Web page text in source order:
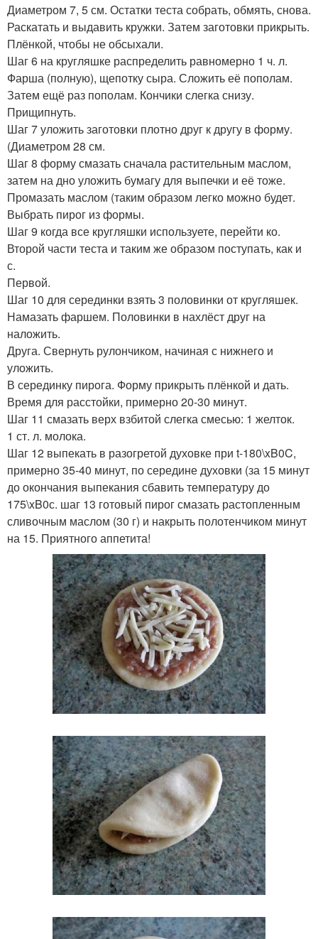
Диаметром 7, 5 см. Остатки теста собрать, обмять, снова.
Раскатать и выдавить кружки. Затем заготовки прикрыть.
Плёнкой, чтобы не обсыхали.
Шаг 6 на кругляшке распределить равномерно 1 ч. л.
Фарша (полную), щепотку сыра. Сложить её пополам.
Затем ещё раз пополам. Кончики слегка снизу.
Прищипнуть.
Шаг 7 уложить заготовки плотно друг к другу в форму.
(Диаметром 28 см.
Шаг 8 форму смазать сначала растительным маслом,
затем на дно уложить бумагу для выпечки и её тоже.
Промазать маслом (таким образом легко можно будет.
Выбрать пирог из формы.
Шаг 9 когда все кругляшки используете, перейти ко.
Второй части теста и таким же образом поступать, как и
с.
Первой.
Шаг 10 для серединки взять 3 половинки от кругляшек.
Намазать фаршем. Половинки в нахлёст друг на
наложить.
Друга. Свернуть рулончиком, начиная с нижнего и
уложить.
В серединку пирога. Форму прикрыть плёнкой и дать.
Время для расстойки, примерно 20-30 минут.
Шаг 11 смазать верх взбитой слегка смесью: 1 желток.
1 ст. л. молока.
Шаг 12 выпекать в разогретой духовке при t-180\xB0C,
примерно 35-40 минут, по середине духовки (за 15 минут
до окончания выпекания сбавить температуру до
175\xB0с. шаг 13 готовый пирог смазать растопленным
сливочным маслом (30 г) и накрыть полотенчиком минут
на 15. Приятного аппетита!